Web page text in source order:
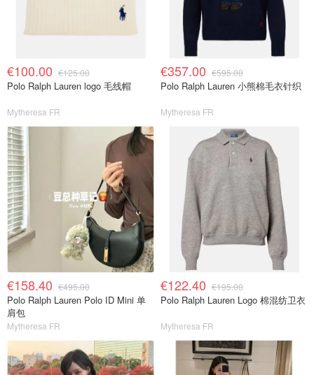
€100.00 €125.00
Polo Ralph Lauren logo 毛线帽
Mytheresa FR
€357.00 €595.00
Polo Ralph Lauren 小熊棉毛衣针织
Mytheresa FR
€158.40 €495.00
Polo Ralph Lauren Polo ID Mini 单
肩包
Mytheresa FR
€122.40 €195.00
Polo Ralph Lauren Logo 棉混纺卫衣
Mytheresa FR